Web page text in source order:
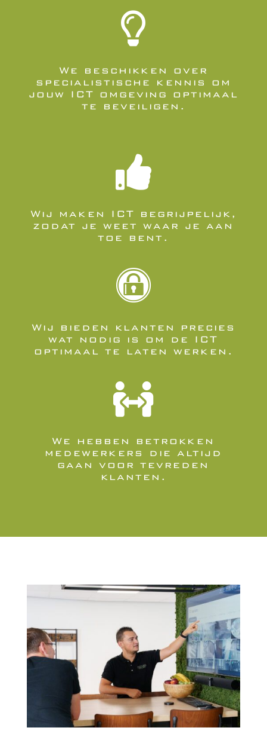

We beschikken over
specialistische kennis om
jouw ICT omgeving optimaal
te beveiligen.

Wij maken ICT begrijpelijk,
zodat je weet waar je aan
toe bent.

Wij bieden klanten precies
wat nodig is om de ICT
optimaal te laten werken.

We hebben betrokken
medewerkers die altijd
gaan voor tevreden
klanten.